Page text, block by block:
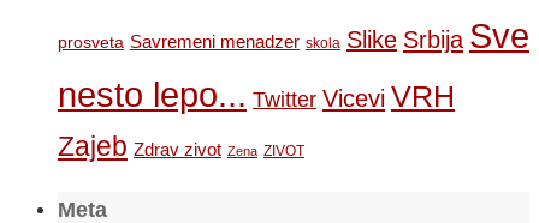
prosveta Savremeni menadzer skola Slike Srbija Sve
nesto lepo... Twitter Vicevi VRH
Zajeb Zdrav zivot Zena ZIVOT
Meta